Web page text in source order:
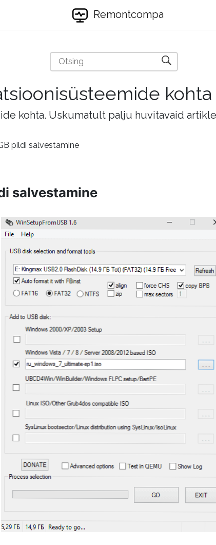
Remontcompa
kohta
kohta. Uskumatult palju huvitavaid
pildi salvestamine
salvestamine